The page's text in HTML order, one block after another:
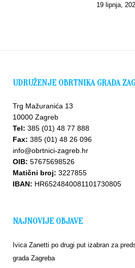
19 lipnja,
UDRUŽENJE OBRTNIKA GRADA
Trg Mažuranića 13
10000 Zagreb
Tel: 385 (01) 48 77 888
Fax: 385 (01) 48 26 096
info@obrtnici-zagreb.hr
OIB: 57675698526
Matični broj: 3227855
IBAN: HR6524840081101730805
NAJNOVIJE OBJAVE
Ivica Zanetti po drugi put izabran za
grada Zagreba